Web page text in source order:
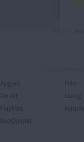
Αρχική
On Air
Playlists
Αναζήτηση
Νέα
Living
Καιρός